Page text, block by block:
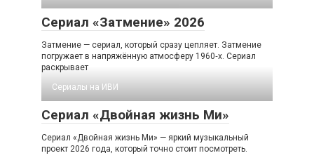
Сериал «Затмение» 2026
Затмение — сериал, который сразу цепляет. Затмение
погружает в напряжённую атмосферу 1960‑х. Сериал
раскрывает
Сериалы на ИВИ
Сериал «Двойная жизнь Ми»
Сериал «Двойная жизнь Ми» — яркий музыкальный
проект 2026 года, который точно стоит посмотреть.